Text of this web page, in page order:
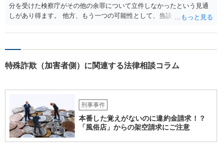
分を受けた検察庁がその他の余罪について立件しなかったという見通
しがあり得ます。 他方、もう一つの可能性として、当該余罪について
停滞しているということも考え得る所です。 上記、ご参考ください。
特殊詐欺（加害者側）に関連する法律相談コラム
刑事事件
本番した覚えがないのに違約金請求！？
「風俗店」からの架空請求にご注意